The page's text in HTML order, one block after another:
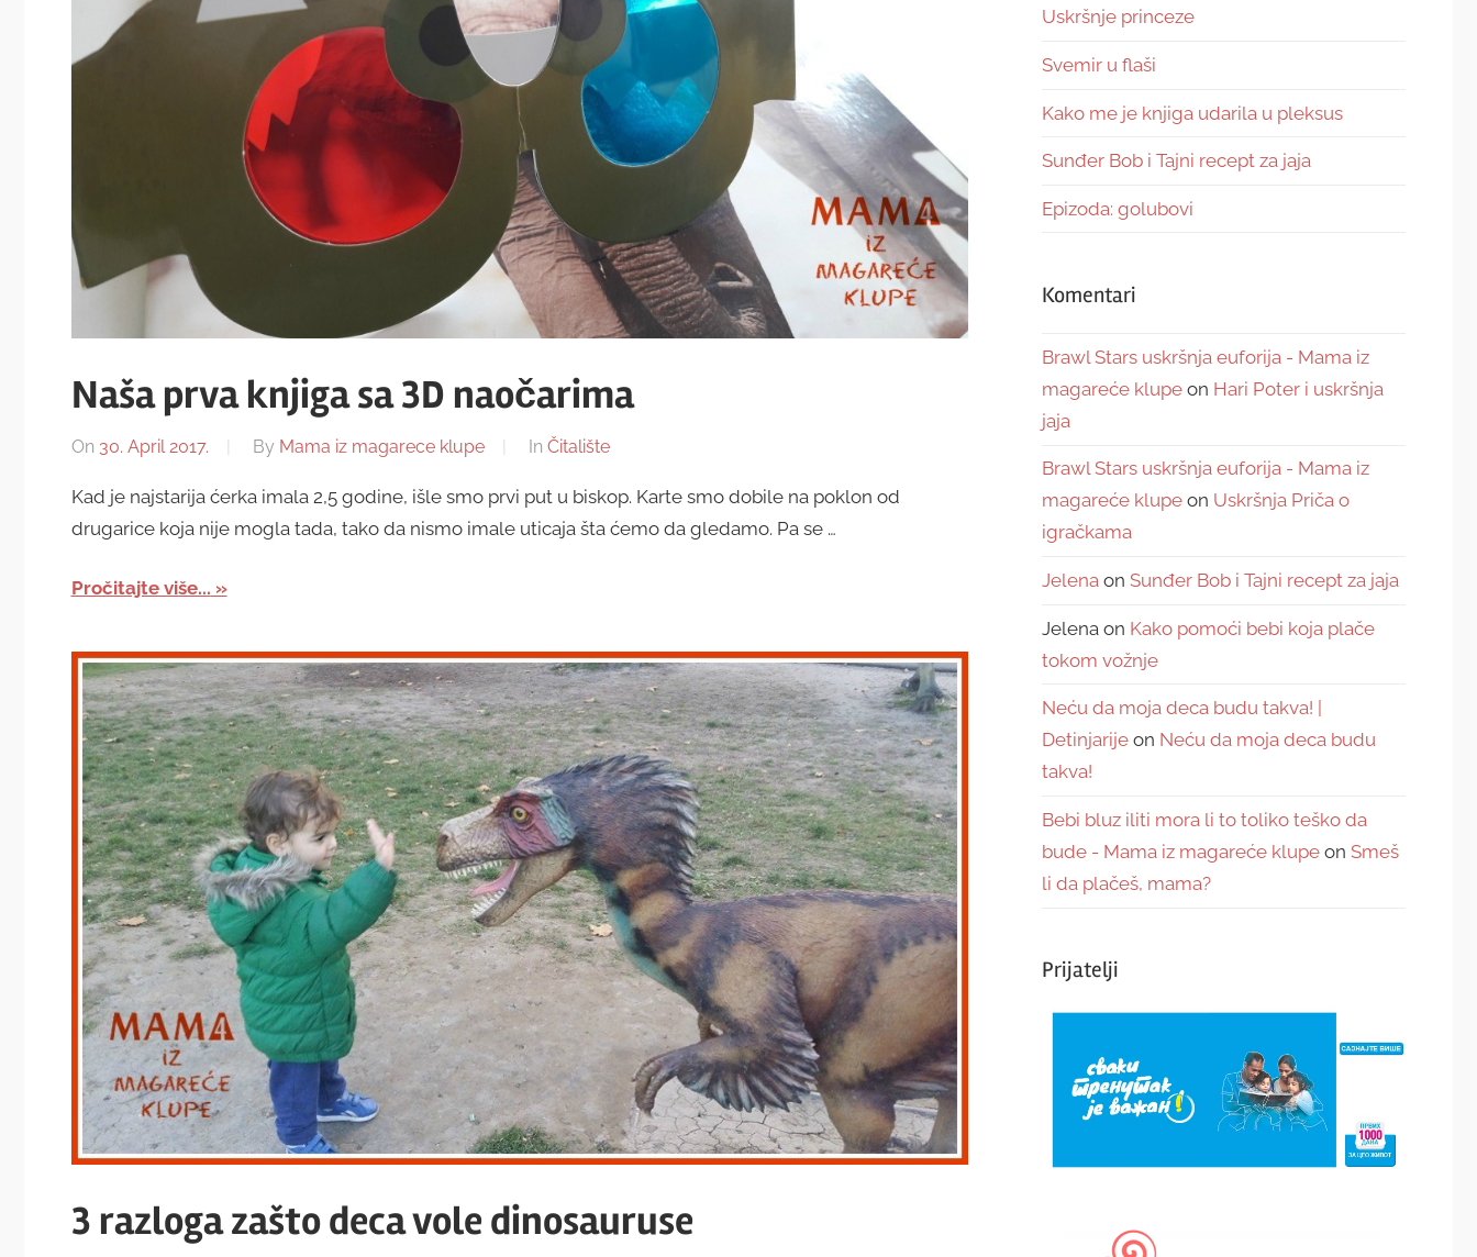
Naša prva knjiga sa 3D naočarima
On 30. April 2017. By Mama iz magarece klupe In Čitalište
Kad je najstarija ćerka imala 2,5 godine, išle smo prvi put u biskop. Karte smo dobile na poklon od
drugarice koja nije mogla tada, tako da nismo imale uticaja šta ćemo da gledamo. Pa se …
Pročitajte više...
3 razloga zašto deca vole dinosauruse
Uskršnje princeze
Svemir u flaši
Kako me je knjiga udarila u pleksus
Sunđer Bob i Tajni recept za jaja
Epizoda: golubovi
Komentari
Brawl Stars uskršnja euforija - Mama iz
magareće klupe on Hari Poter i uskršnja
jaja
Brawl Stars uskršnja euforija - Mama iz
magareće klupe on Uskršnja Priča o
igračkama
Jelena on Sunđer Bob i Tajni recept za jaja
Jelena on Kako pomoći bebi koja plače
tokom vožnje
Neću da moja deca budu takva! |
Detinjarije on Neću da moja deca budu
takva!
Bebi bluz iliti mora li to toliko teško da
bude - Mama iz magareće klupe on Smeš
li da plačeš, mama?
Prijatelji